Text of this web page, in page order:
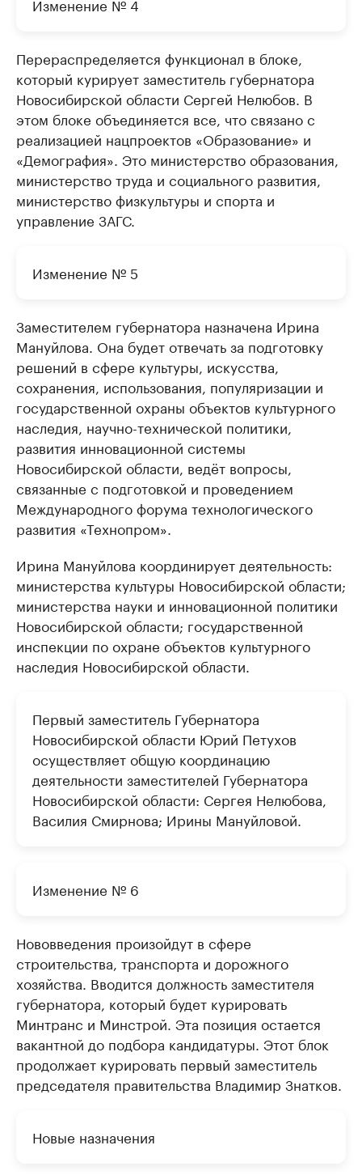
Изменение № 4
Перераспределяется функционал в блоке,
который курирует заместитель губернатора
Новосибирской области Сергей Нелюбов. В
этом блоке объединяется все, что связано с
реализацией нацпроектов «Образование» и
«Демография». Это министерство образования,
министерство труда и социального развития,
министерство физкультуры и спорта и
управление ЗАГС.
Изменение № 5
Заместителем губернатора назначена Ирина
Мануйлова. Она будет отвечать за подготовку
решений в сфере культуры, искусства,
сохранения, использования, популяризации и
государственной охраны объектов культурного
наследия, научно-технической политики,
развития инновационной системы
Новосибирской области, ведёт вопросы,
связанные с подготовкой и проведением
Международного форума технологического
развития «Технопром».
Ирина Мануйлова координирует деятельность:
министерства культуры Новосибирской области;
министерства науки и инновационной политики
Новосибирской области; государственной
инспекции по охране объектов культурного
наследия Новосибирской области.
Первый заместитель Губернатора
Новосибирской области Юрий Петухов
осуществляет общую координацию
деятельности заместителей Губернатора
Новосибирской области: Сергея Нелюбова,
Василия Смирнова; Ирины Мануйловой.
Изменение № 6
Нововведения произойдут в сфере
строительства, транспорта и дорожного
хозяйства. Вводится должность заместителя
губернатора, который будет курировать
Минтранс и Минстрой. Эта позиция остается
вакантной до подбора кандидатуры. Этот блок
продолжает курировать первый заместитель
председателя правительства Владимир Знатков.
Новые назначения